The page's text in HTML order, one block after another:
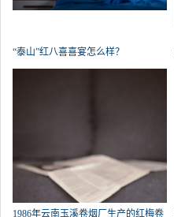
“泰山”红八喜喜宴怎么样？
1986年云南玉溪卷烟厂生产的红梅卷